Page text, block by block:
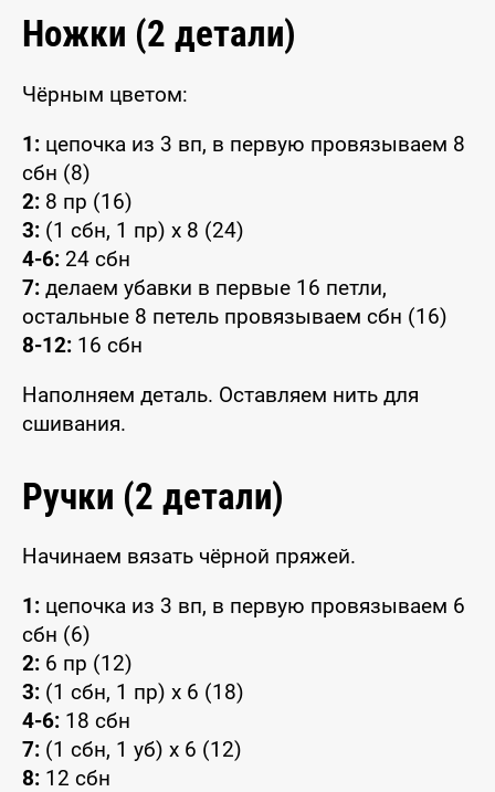
Ножки (2 детали)
Чёрным цветом:
1: цепочка из 3 вп, в первую провязываем 8
сбн (8)
2: 8 пр (16)
3: (1 сбн, 1 пр) x 8 (24)
4-6: 24 сбн
7: делаем убавки в первые 16 петли,
остальные 8 петель провязываем сбн (16)
8-12: 16 сбн
Наполняем деталь. Оставляем нить для
сшивания.
Ручки (2 детали)
Начинаем вязать чёрной пряжей.
1: цепочка из 3 вп, в первую провязываем 6
сбн (6)
2: 6 пр (12)
3: (1 сбн, 1 пр) x 6 (18)
4-6: 18 сбн
7: (1 сбн, 1 уб) x 6 (12)
8: 12 сбн